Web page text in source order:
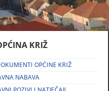
KRIŽ
OPĆINE KRIŽ
NABAVA